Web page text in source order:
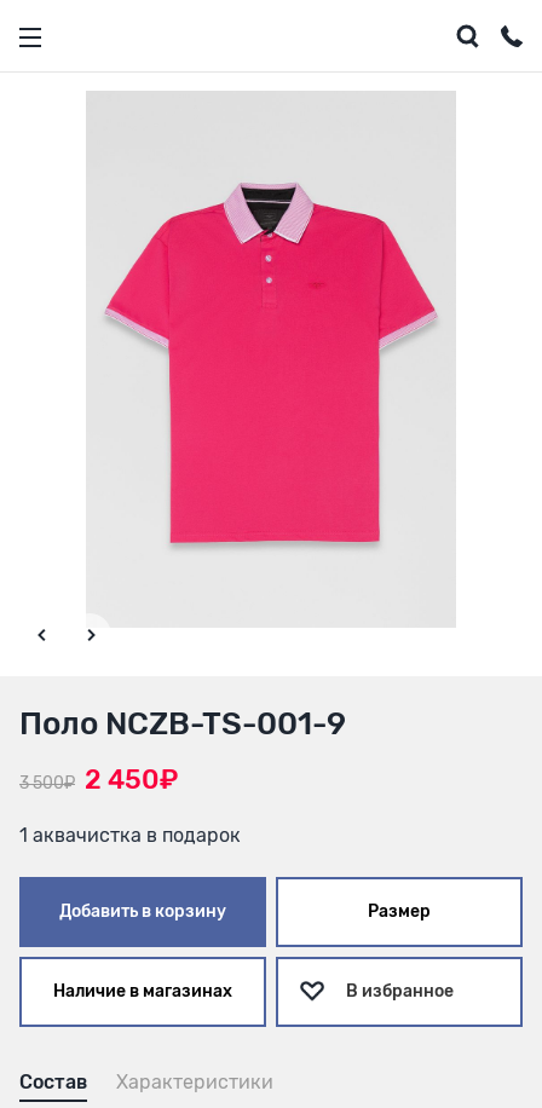
Поло NCZB-TS-001-9
3 500₽ 2 450₽
1 аквачистка в подарок
Добавить в корзину Размер
Наличие в магазинах В избранное
Состав Характеристики